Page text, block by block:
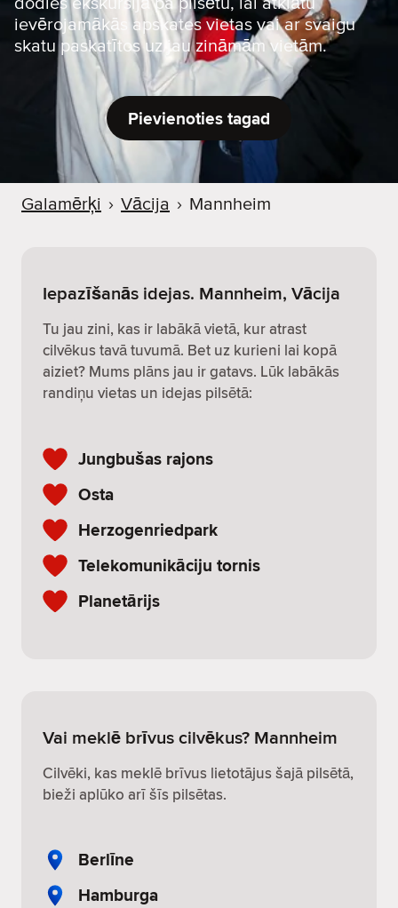
dodies ekskursijā pa pilsētu, lai atklātu
ievērojamākās apskates vietas vai ar svaigu
skatu paskatītos uz jau zināmām vietām.
Pievienoties tagad
Galamērķi › Vācija › Mannheim
Iepazīšanās idejas. Mannheim, Vācija
Tu jau zini, kas ir labākā vietā, kur atrast
cilvēkus tavā tuvumā. Bet uz kurieni lai kopā
aiziet? Mums plāns jau ir gatavs. Lūk labākās
randiņu vietas un idejas pilsētā:
Jungbušas rajons
Osta
Herzogenriedpark
Telekomunikāciju tornis
Planetārijs
Vai meklē brīvus cilvēkus? Mannheim
Cilvēki, kas meklē brīvus lietotājus šajā pilsētā,
bieži aplūko arī šīs pilsētas.
Berlīne
Hamburga